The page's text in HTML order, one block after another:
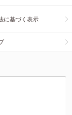
に基づく表示